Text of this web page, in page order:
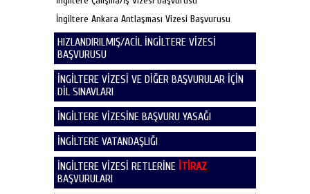
İngiltere Ankara Antlaşması Vizesi Başvurusu
HIZLANDIRILMIŞ/ACİL İNGİLTERE VİZESİ
BAŞVURUSU
İNGİLTERE VİZESİ VE DİĞER BAŞVURULAR İÇİN
DİL SINAVLARI
İNGİLTERE VİZESİNE BAŞVURU YASAĞI
İNGİLTERE VATANDAŞLIĞI
İNGİLTERE VİZESİ RETLERİNE İTİRAZ
BAŞVURULARI